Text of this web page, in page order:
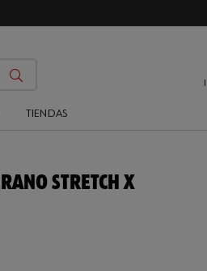
TIENDAS
STRETCH X